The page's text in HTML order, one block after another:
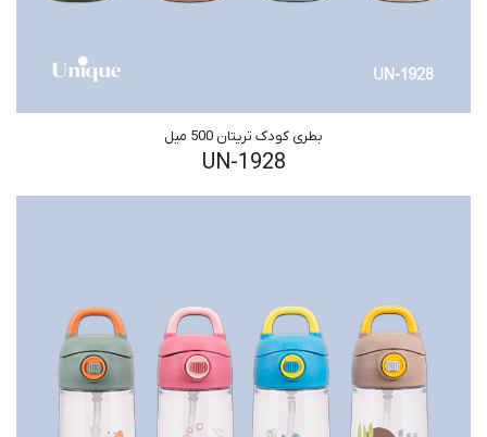
بطری کودک تریتان 500 میل
UN-1928